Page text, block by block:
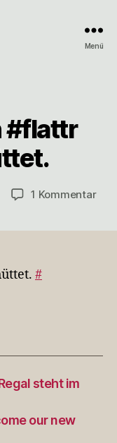
Menü
#flattr
1 Kommentarzu
#
steht im
our new